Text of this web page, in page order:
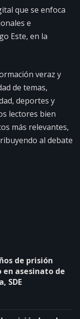
que se enfoca
e
Este, en la
veraz y
de temas,
deportes y
lectores bien
más relevantes,
al debate
de prisión
asesinato de
SDE